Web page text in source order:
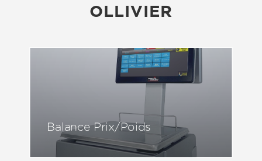
OLLIVIER
Balance Prix/Poids